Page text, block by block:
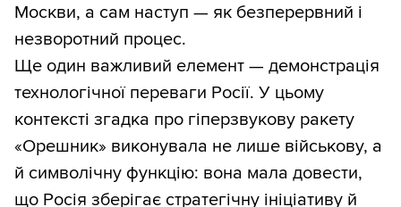
Москви, а сам наступ — як безперервний і
незворотний процес.
Ще один важливий елемент — демонстрація
технологічної переваги Росії. У цьому
контексті згадка про гіперзвукову ракету
«Орешник» виконувала не лише військову, а
й символічну функцію: вона мала довести,
що Росія зберігає стратегічну ініціативу й